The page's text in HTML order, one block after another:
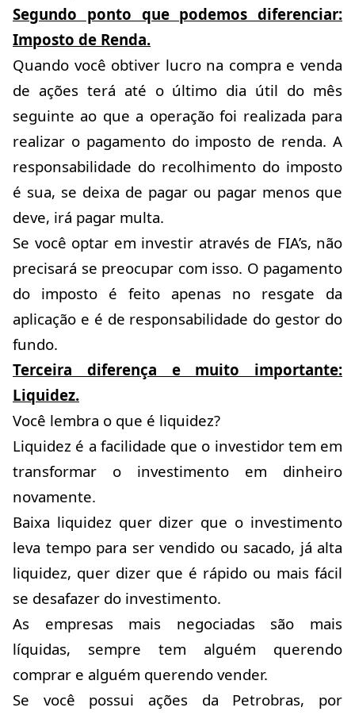
Segundo ponto que podemos diferenciar:
Imposto de Renda.
Quando você obtiver lucro na compra e venda
de ações terá até o último dia útil do mês
seguinte ao que a operação foi realizada para
realizar o pagamento do imposto de renda. A
responsabilidade do recolhimento do imposto
é sua, se deixa de pagar ou pagar menos que
deve, irá pagar multa.
Se você optar em investir através de FIA’s, não
precisará se preocupar com isso. O pagamento
do imposto é feito apenas no resgate da
aplicação e é de responsabilidade do gestor do
fundo.
Terceira diferença e muito importante:
Liquidez.
Você lembra o que é liquidez?
Liquidez é a facilidade que o investidor tem em
transformar o investimento em dinheiro
novamente.
Baixa liquidez quer dizer que o investimento
leva tempo para ser vendido ou sacado, já alta
liquidez, quer dizer que é rápido ou mais fácil
se desafazer do investimento.
As empresas mais negociadas são mais
líquidas, sempre tem alguém querendo
comprar e alguém querendo vender.
Se você possui ações da Petrobras, por